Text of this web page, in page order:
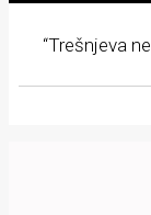
“Trešnjeva